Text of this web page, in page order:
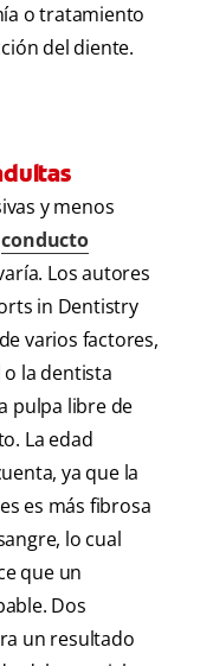
o tratamiento
del diente.
y menos
conducto
Los autores
in Dentistry
varios factores,
la dentista
pulpa libre de
La edad
ya que la
es más fibrosa
lo cual
que un
Dos
un resultado